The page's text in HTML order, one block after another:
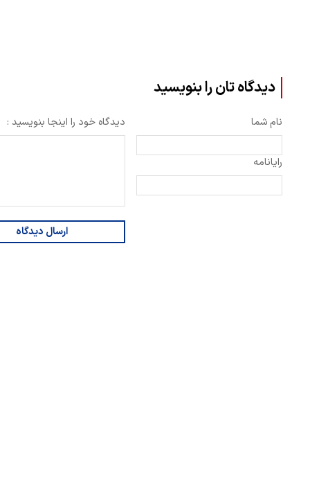
دیدگاه تان را بنویسید
نام شما
رایانامه
دیدگاه خود را اینجا بنویسید :
ارسال دیدگاه